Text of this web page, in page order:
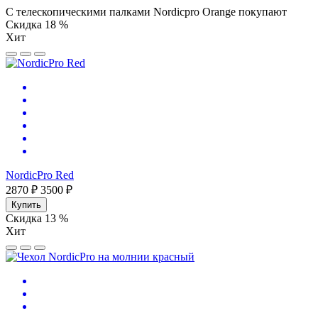
С телескопическими палками Nordicpro Orange покупают
Скидка 18 %
Хит
NordicPro Red
2870 ₽ 3500 ₽
Купить
Скидка 13 %
Хит